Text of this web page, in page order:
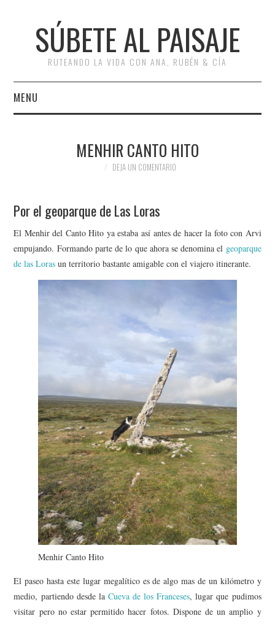
SÚBETE AL PAISAJE
RUTEANDO LA VIDA CON ANA, RUBÉN & CÍA
MENU
MISCELÁNEA
#ARVI
AMIGOS
MENHIR CANTO HITO
DEJA UN COMENTARIO
Por el geoparque de Las Loras
El Menhir del Canto Hito ya estaba así antes de hacer la foto con Arvi
empujando. Formando parte de lo que ahora se denomina el geoparque
de las Loras un territorio bastante amigable con el viajero itinerante.
Menhir Canto Hito
El paseo hasta este lugar megalítico es de algo mas de un kilómetro y
medio, partiendo desde la Cueva de los Franceses, lugar que pudimos
visitar pero no estar permitido hacer fotos. Dispone de un amplio y